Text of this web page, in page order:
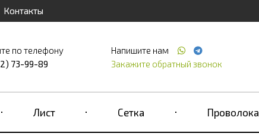
Контакты
по телефону
73-99-89
Напишите нам
Закажите обратный звонок
Лист Сетка Проволока